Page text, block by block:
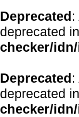
Deprecated
deprecated in
checker/
Deprecated
deprecated in
checker/